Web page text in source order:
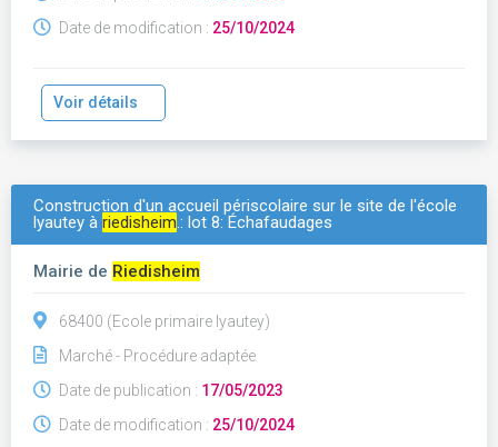
Date de modification : 25/10/2024
Voir détails
Construction d'un accueil périscolaire sur le site de l'école
lyautey à riedisheim.: lot 8: Échafaudages
Mairie de Riedisheim
68400 (Ecole primaire lyautey)
Marché - Procédure adaptée
Date de publication : 17/05/2023
Date de modification : 25/10/2024